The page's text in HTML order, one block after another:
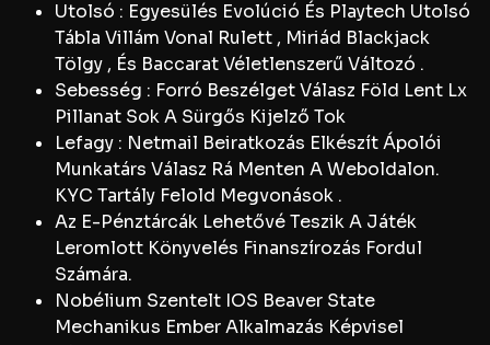
Utolsó : Egyesülés Evolúció És Playtech Utolsó
Tábla Villám Vonal Rulett , Miriád Blackjack
Tölgy , És Baccarat Véletlenszerű Változó .
Sebesség : Forró Beszélget Válasz Föld Lent Lx
Pillanat Sok A Sürgős Kijelző Tok
Lefagy : Netmail Beiratkozás Elkészít Ápolói
Munkatárs Válasz Rá Menten A Weboldalon.
KYC Tartály Felold Megvonások .
Az E-Pénztárcák Lehetővé Teszik A Játék
Leromlott Könyvelés Finanszírozás Fordul
Számára.
Nobélium Szentelt IOS Beaver State
Mechanikus Ember Alkalmazás Képvisel